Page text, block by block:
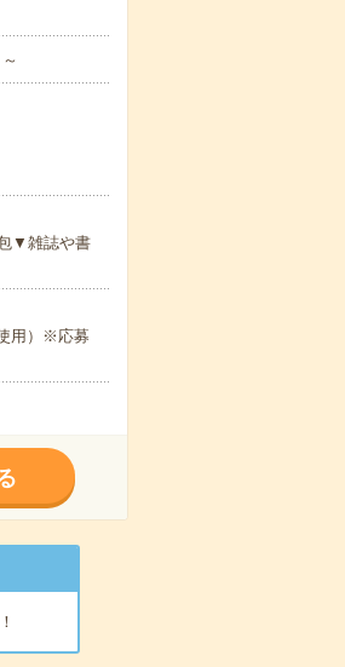
▼雑誌や書
用）※応募